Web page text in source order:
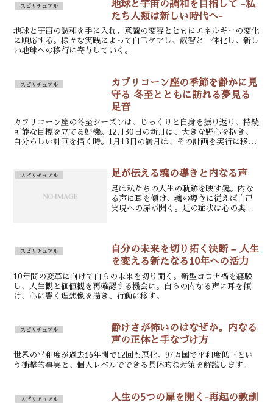
スピリチュアル
地球と宇宙の調和を目指して -私
たち人類は新しい時代へ-
地球と宇宙の調和を手に入れ、意識の変容とともにエネルギーの変化
に順応する。様々な実践によって自己ケアし、叡智と一体化し、新し
い地球への移行に寄与していく。
スピリチュアル
カプリコーン座の季節を静かに見
守る 冬至とともに訪れる夢見る
足音
カプリコーン座の冬至シーズンは、じっくりと自身を振り返り、持続
可能な目標を立てる好機。12月30日の新月は、大きな野心を抱き、
自分らしい計画を描く時。1月13日の満月は、その計画を実行に移す
スピリチュアル 足が伝える魂の導きと内なる声
足は私たちの人生の軌跡を映す鏡。内な
る声に耳を傾け、魂の導きに従えば自己
実現への扉が開く。足の症状は心の奥底
スピリチュアル
自分の未来を切り拓く決断 – 人生
を変える新たなる10年への活力
10年間の変革に向けて自らの未来を切り開く。新型コロナ禍を経験
し、人生観と価値観を再確認する機会に。自らの内なる声に耳を傾
け、心に響く理想像を描き、行動に移す。
スピリチュアル
静けさが怖いのはなぜか。内なる
声の正体と手なづけ方
世界の平和度が過去16年間で12回も悪化。97カ国で平和度低下とい
う衝撃的事実と、個人レベルでできる具体的な対策を解説します。
スピリチュアル 人生の5つの扉を開く-再起の教訓